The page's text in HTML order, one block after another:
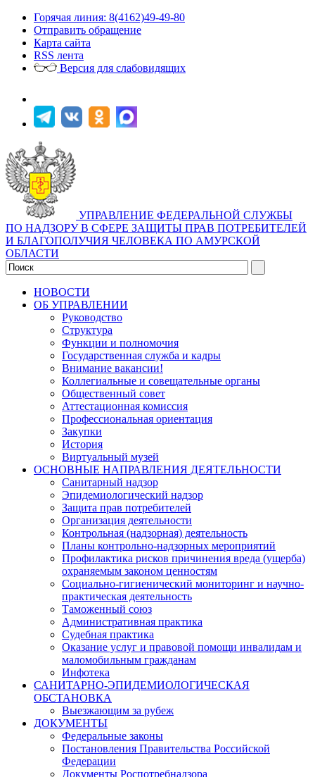
Горячая линия: 8(4162)49-49-80
Отправить обращение
Карта сайта
RSS лента
Версия для слабовидящих
УПРАВЛЕНИЕ ФЕДЕРАЛЬНОЙ СЛУЖБЫ
ПО НАДЗОРУ В СФЕРЕ ЗАЩИТЫ ПРАВ ПОТРЕБИТЕЛЕЙ
И БЛАГОПОЛУЧИЯ ЧЕЛОВЕКА ПО АМУРСКОЙ
ОБЛАСТИ
НОВОСТИ
ОБ УПРАВЛЕНИИ
Руководство
Структура
Функции и полномочия
Государственная служба и кадры
Внимание вакансии!
Коллегиальные и совещательные органы
Общественный совет
Аттестационная комиссия
Профессиональная ориентация
Закупки
История
Виртуальный музей
ОСНОВНЫЕ НАПРАВЛЕНИЯ ДЕЯТЕЛЬНОСТИ
Санитарный надзор
Эпидемиологический надзор
Защита прав потребителей
Организация деятельности
Контрольная (надзорная) деятельность
Планы контрольно-надзорных мероприятий
Профилактика рисков причинения вреда (ущерба)
охраняемым законом ценностям
Социально-гигиенический мониторинг и научно-
практическая деятельность
Таможенный союз
Административная практика
Судебная практика
Оказание услуг и правовой помощи инвалидам и
маломобильным гражданам
Инфотека
САНИТАРНО-ЭПИДЕМИОЛОГИЧЕСКАЯ
ОБСТАНОВКА
Выезжающим за рубеж
ДОКУМЕНТЫ
Федеральные законы
Постановления Правительства Российской
Федерации
Документы Роспотребнадзора